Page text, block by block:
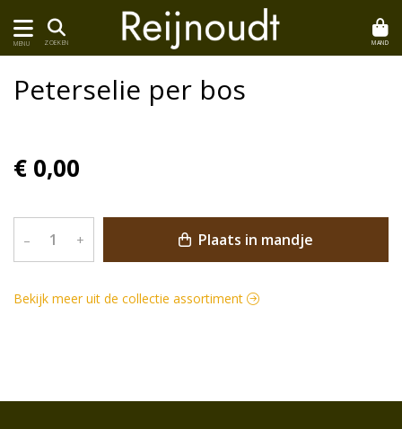
MENU ZOEKEN MAND
Peterselie per bos
€ 0,00
– + Plaats in mandje
Bekijk meer uit de collectie assortiment